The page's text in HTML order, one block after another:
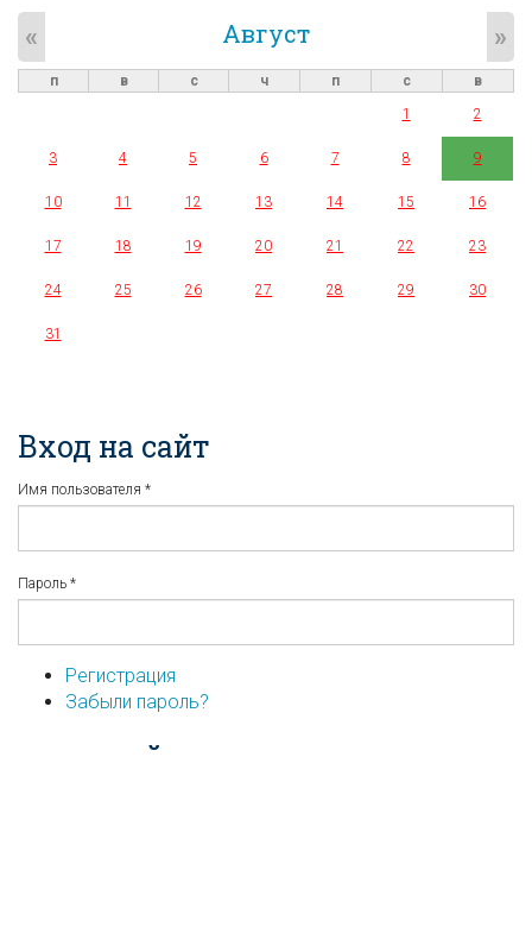
Август
« »
п в с ч п с
в
1
2
3 4 5 6 7 8 9
10 11 12 13 14 15 16
17 18 19 20 21 22 23
24 25 26 27 28 29 30
31
Вход на сайт
Имя пользователя *
Пароль *
Регистрация
Забыли пароль?
...или войдите используя